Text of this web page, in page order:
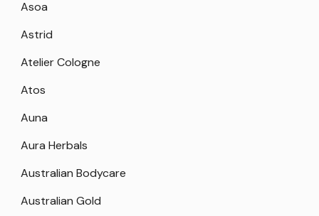
Asoa
Astrid
Atelier Cologne
Atos
Auna
Aura Herbals
Australian Bodycare
Australian Gold